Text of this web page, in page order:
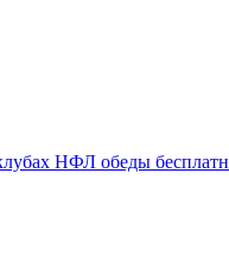
НФЛ обеды